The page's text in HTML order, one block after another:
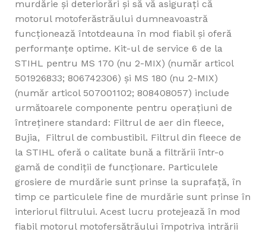
murdărie și deteriorări și să vă asigurați că
motorul motoferăstrăului dumneavoastră
funcționează întotdeauna în mod fiabil și oferă
performanțe optime. Kit-ul de service 6 de la
STIHL pentru MS 170 (nu 2-MIX) (număr articol
501926833; 806742306) și MS 180 (nu 2-MIX)
(număr articol 507001102; 808408057) include
următoarele componente pentru operațiuni de
întreținere standard: Filtrul de aer din fleece,
Bujia, Filtrul de combustibil. Filtrul din fleece de
la STIHL oferă o calitate bună a filtrării într-o
gamă de condiții de funcționare. Particulele
grosiere de murdărie sunt prinse la suprafață, în
timp ce particulele fine de murdărie sunt prinse în
interiorul filtrului. Acest lucru protejează în mod
fiabil motorul motofersătrăului împotriva intrării